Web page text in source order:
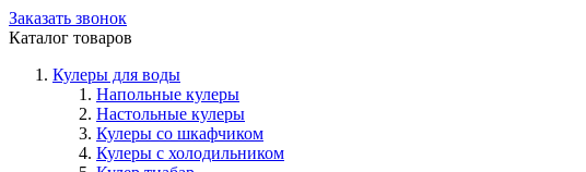
Заказать звонок
Каталог товаров
Кулеры для воды
Напольные кулеры
Настольные кулеры
Кулеры со шкафчиком
Кулеры с холодильником